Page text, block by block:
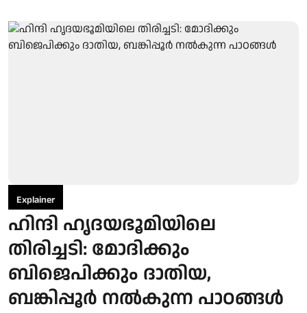
Explainer
ഹിന്ദി ഹൃദയഭൂമിയിലെ
തിരിച്ചടി: മോദിക്കും
ബിജെപിക്കും ദാതിയ,
ബങ്കിപ്പൂര്‍ നല്‍കുന്ന പാഠങ്ങള്‍